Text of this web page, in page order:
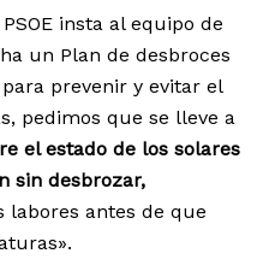
insta al equipo de
un Plan de desbroces
prevenir y evitar el
pedimos que se lleve a
el estado de los solares
sin desbrozar,
labores antes de que